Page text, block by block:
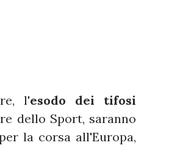
l'esodo dei tifosi
dello Sport, saranno
la corsa all'Europa,